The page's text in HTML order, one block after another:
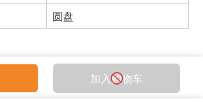
圆盘
加入购物车